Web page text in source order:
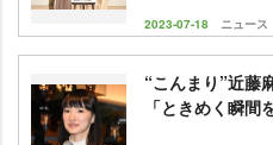
2023-07-18 ニュース
“こんまり”近藤
「ときめく瞬間